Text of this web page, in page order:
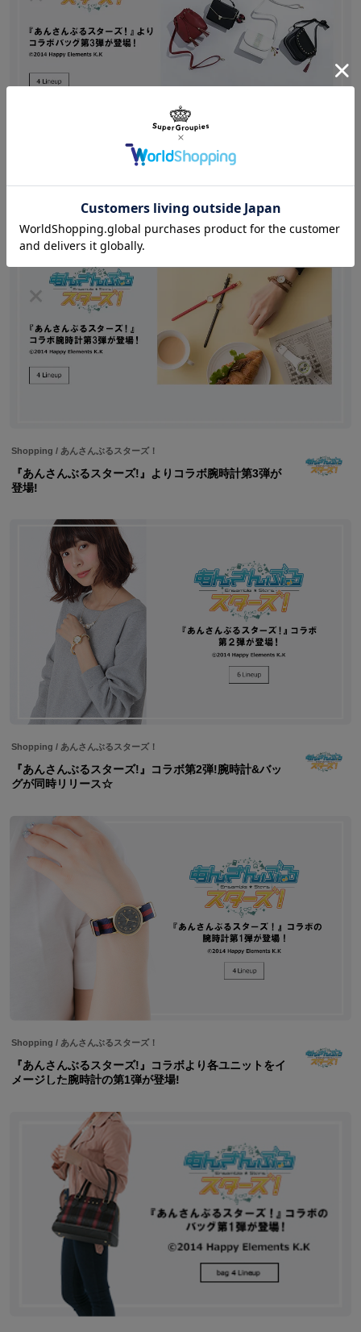
あんさんぶるスターズ！
Shopping / あんさんぶるスターズ！
『あんさんぶるスターズ!』よりコラボ腕時計第3弾が
登場!
Shopping / あんさんぶるスターズ！
『あんさんぶるスターズ!』コラボ第2弾!腕時計&バッ
グが同時リリース☆
Shopping / あんさんぶるスターズ！
『あんさんぶるスターズ!』コラボより各ユニットをイ
メージした腕時計の第1弾が登場!